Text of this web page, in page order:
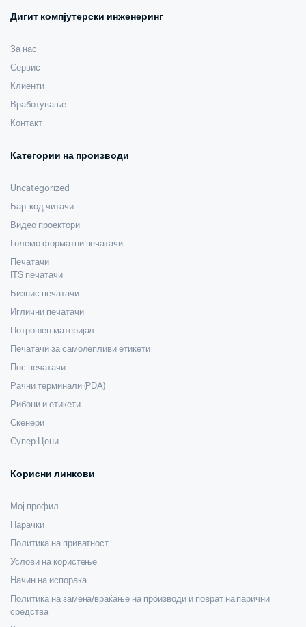
Дигит компјутерски инженеринг
За нас
Сервис
Клиенти
Вработување
Контакт
Категории на производи
Uncategorized
Бар-код читачи
Видео проектори
Големо форматни печатачи
Печатачи
ITS печатачи
Бизнис печатачи
Иглични печатачи
Потрошен материјал
Печатачи за самолепливи етикети
Пос печатачи
Рачни терминали (PDA)
Рибони и етикети
Скенери
Супер Цени
Корисни линкови
Мој профил
Нарачки
Политика на приватност
Услови на користење
Начин на испорака
Политика на замена/враќање на производи и поврат на парични
средства